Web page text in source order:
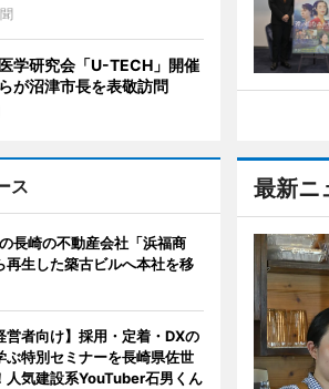
最新ニ
学研究会「U-TECH」開催
が沼津市長を表敬訪問
ス
長崎の不動産会社「浜福商
再生した築古ビルへ本社を移
営者向け】採用・定着・DXの
ぶ特別セミナーを長崎県佐世
人気建設系YouTuber石男くん